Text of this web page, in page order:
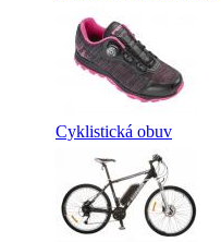
Cyklistická obuv